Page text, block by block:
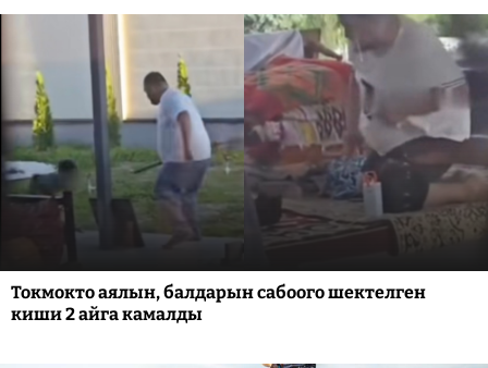
Токмокто аялын, балдарын сабоого шектелген
киши 2 айга камалды